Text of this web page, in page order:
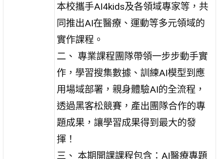
本校攜手AI4kids及各領域專家等，共
同推出AI在醫療、運動等多元領域的
實作課程。
二、 專業課程團隊帶領一步步動手實
作，學習搜集數據、訓練AI模型到應
用場域部署，親身體驗AI的全流程，
透過黑客松競賽，產出團隊合作的專
題成果，讓學習成果得到最大的發
揮！
三、 本期開課課程包含：AI醫療專題